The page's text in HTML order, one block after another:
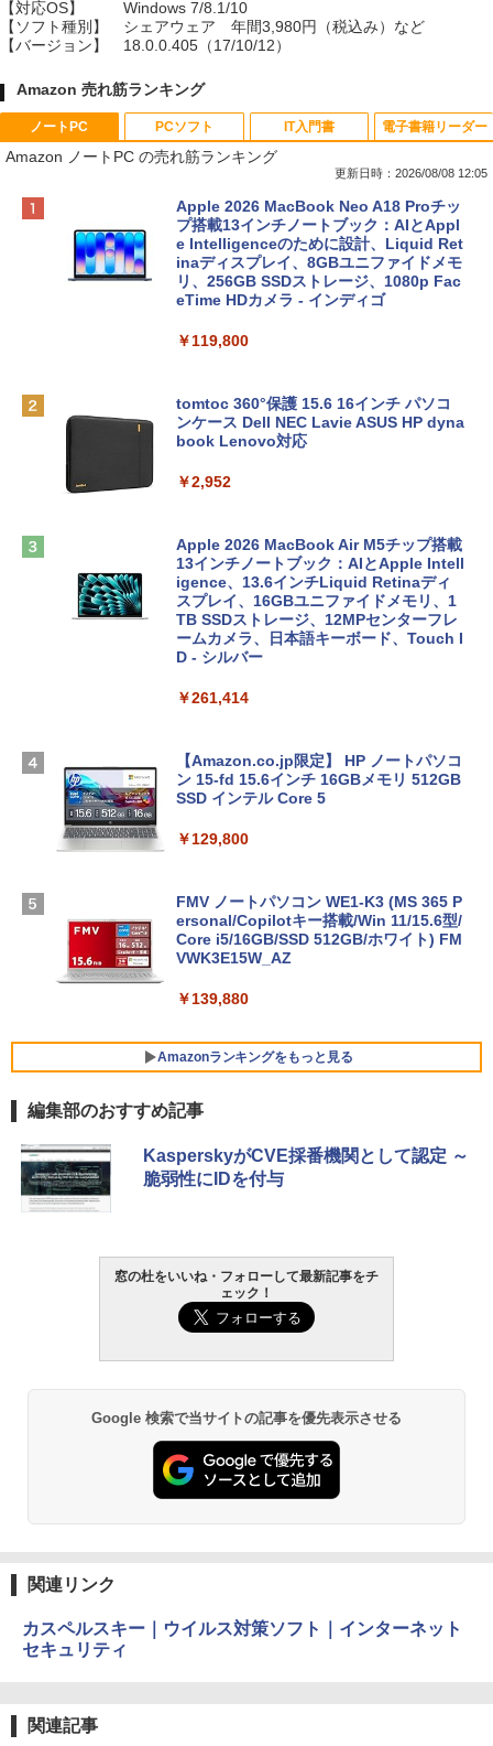
【対応OS】
Windows 7/8.1/10
【ソフト種別】
シェアウェア 年間3,980円（税込み）など
【バージョン】
18.0.0.405（17/10/12）
Amazon 売れ筋ランキング
ノートPC
Amazon ノートPC の売れ筋ランキング
更新日時：2026/08/08 12:05
Apple 2026 MacBook Neo A18 Proチッ
プ搭載13インチノートブック：AIとAppl
e Intelligenceのために設計、Liquid Ret
inaディスプレイ、8GBユニファイドメモ
リ、256GB SSDストレージ、1080p Fac
eTime HDカメラ - インディゴ
￥119,800
tomtoc 360°保護 15.6 16インチ パソコ
ンケース Dell NEC Lavie ASUS HP dyna
book Lenovo対応
￥2,952
Apple 2026 MacBook Air M5チップ搭載
13インチノートブック：AIとApple Intell
igence、13.6インチLiquid Retinaディ
スプレイ、16GBユニファイドメモリ、1
TB SSDストレージ、12MPセンターフレ
ームカメラ、日本語キーボード、Touch I
D - シルバー
￥261,414
【Amazon.co.jp限定】 HP ノートパソコ
ン 15-fd 15.6インチ 16GBメモリ 512GB
SSD インテル Core 5
￥129,800
FMV ノートパソコン WE1-K3 (MS 365 P
ersonal/Copilotキー搭載/Win 11/15.6型/
Core i5/16GB/SSD 512GB/ホワイト) FM
VWK3E15W_AZ
￥139,880
Amazonランキングをもっと見る
PCソフト
Robloxギフトカード - 800 Robux 【限
定バーチャルアイテムを含む】 【オンラ
インゲームコード】 ロブロックス | オン
Robloxギフトカード - 1000 Robux 【限
定バーチャルアイテムを含む】 【オンラ
ラインコード版
Microsoft Office Home & Business 202
4(最新 永続版)|オンラインコード版|Wind
ows11、10/mac対応|PC2台
定バーチャルアイテムを含む】 【オンラ
IT入門書
生成AIパスポート公式テキスト 第４版
￥1,766
AIイラスト表現辞典: 思い通りの絵を引き
出す プロンプトの言葉 AI画像生成シリー
ズ (はぴーイラストLabo)
￥480
ClaudeCode いちばんやさしい 教科書:
非エンジニア 初心者 素人 でも安心 使い
方 マニュアル AI副業にもコンテンツ作成
にもKindle出版にも！ 非エンジニアのた
めのAIコーディング入門シリーズ
bデザイン入門講座［第2版］
電子書籍リーダー
Amazon Kindle Paperwhite (16GB) 7イ
ンチディスプレイ、色調調節ライト、12
週間持続バッテリー、広告なし、ブラッ
Amazon Kindle - 目に優しい、かさばら
ない、大きな画面で読みやすい、6週間持
書籍リーダー、ブラック、16GB、広告な
￥16,980
Kindle Paperwhite シグニチャーエディ
ション (32GB) 7インチディスプレイ、明
るさ自動調整、色調調節ライト、12週間
編集部のおすすめ記事
KasperskyがCVE採番機関として認定 ～
脆弱性にIDを付与
窓の杜をいいね・フォローして最新記事をチ
ェック！
Google 検索で当サイトの記事を優先表示させる
関連リンク
カスペルスキー｜ウイルス対策ソフト｜インターネット
セキュリティ
関連記事